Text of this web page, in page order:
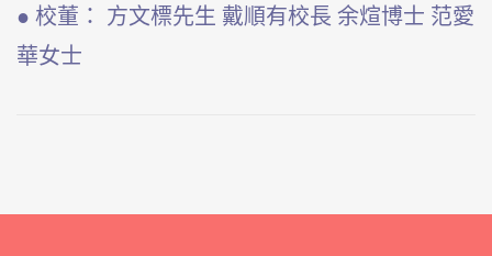
● 校董： 方文標先生 戴順有校長 余煊博士 范愛
華女士